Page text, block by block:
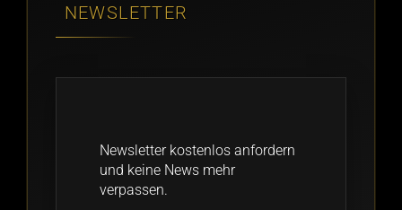
NEWSLETTER
Newsletter kostenlos anfordern
und keine News mehr
verpassen.